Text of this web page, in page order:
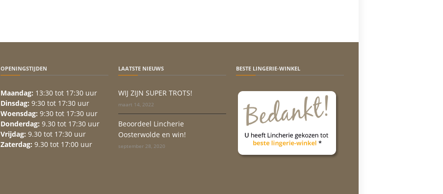
OPENINGSTIJDEN
Maandag: 13:30 tot 17:30 uur
Dinsdag: 9:30 tot 17:30 uur
Woensdag: 9:30 tot 17:30 uur
Donderdag: 9.30 tot 17:30 uur
Vrijdag: 9.30 tot 17:30 uur
Zaterdag: 9.30 tot 17:00 uur
LAATSTE NIEUWS
WIJ ZIJN SUPER TROTS!
maart 14, 2022
Beoordeel Lincherie
Oosterwolde en win!
september 28, 2020
BESTE LINGERIE-WINKEL